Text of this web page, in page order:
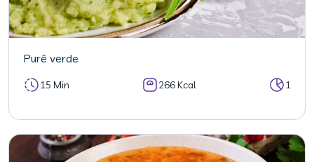
Purê verde
15 Min 266 Kcal 1